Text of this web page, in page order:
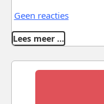
Geen reacties
Lees meer …